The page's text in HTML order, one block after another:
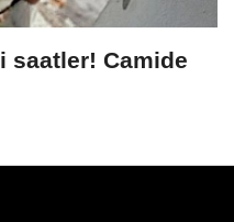
saatler! Camide